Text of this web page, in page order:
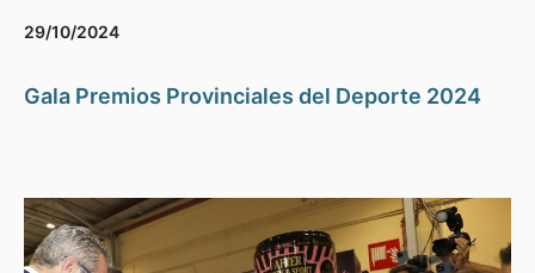
29/10/2024
Gala Premios Provinciales del Deporte 2024